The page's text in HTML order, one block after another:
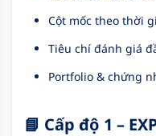
Cột mốc theo thời
Tiêu chí đánh giá
Portfolio & chứng
📘 Cấp độ 1 –